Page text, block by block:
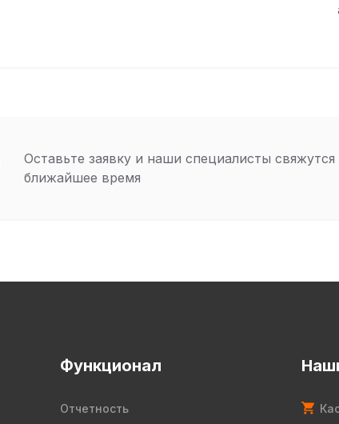
Оставьте заявку и наши специалисты
ближайшее время
Функционал
Отчетность